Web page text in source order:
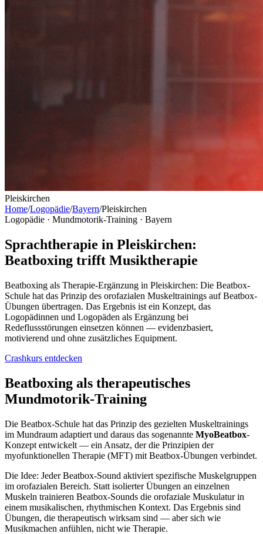
Pleiskirchen
Home/Logopädie/Bayern/Pleiskirchen
Logopädie · Mundmotorik-Training · Bayern
Sprachtherapie in Pleiskirchen:
Beatboxing trifft Musiktherapie
Beatboxing als Therapie-Ergänzung in Pleiskirchen: Die Beatbox-
Schule hat das Prinzip des orofazialen Muskeltrainings auf Beatbox-
Übungen übertragen. Das Ergebnis ist ein Konzept, das
Logopädinnen und Logopäden als Ergänzung bei
Redeflussstörungen einsetzen können — evidenzbasiert,
motivierend und ohne zusätzliches Equipment.
Crashkurs entdecken
Beatboxing als therapeutisches
Mundmotorik-Training
Die Beatbox-Schule hat das Prinzip des gezielten Muskeltrainings
im Mundraum adaptiert und daraus das sogenannte MyoBeatbox-
Konzept entwickelt — ein Ansatz, der die Prinzipien der
myofunktionellen Therapie (MFT) mit Beatbox-Übungen verbindet.
Die Idee: Jeder Beatbox-Sound aktiviert spezifische Muskelgruppen
im orofazialen Bereich. Statt isolierter Übungen an einzelnen
Muskeln trainieren Beatbox-Sounds die orofaziale Muskulatur in
einem musikalischen, rhythmischen Kontext. Das Ergebnis sind
Übungen, die therapeutisch wirksam sind — aber sich wie
Musikmachen anfühlen, nicht wie Therapie.